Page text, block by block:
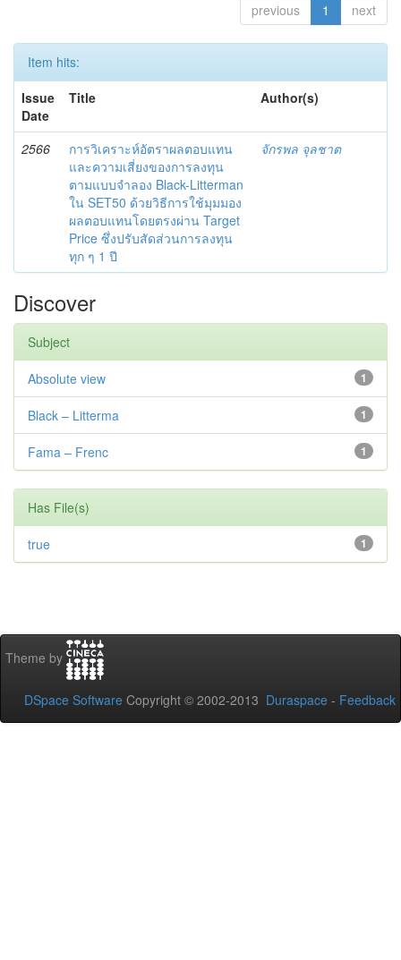
previous 1 next
Item hits:
Issue
Date
Title Author(s)
2566
การวิเคราะห์อัตราผลตอบแทน
และความเสี่ยงของการลงทุน
ตามแบบจำลอง Black-Litterman
ใน SET50 ด้วยวิธีการใช้มุมมอง
ผลตอบแทนโดยตรงผ่าน Target
Price ซึ่งปรับสัดส่วนการลงทุน
ทุก ๆ 1 ปี
จักรพล จุลชาต
Discover
Subject
1
Absolute view
1
Black – Litterma
1
Fama – Frenc
Has File(s)
1
true
Theme by
DSpace Software Copyright © 2002-2013 Duraspace - Feedback